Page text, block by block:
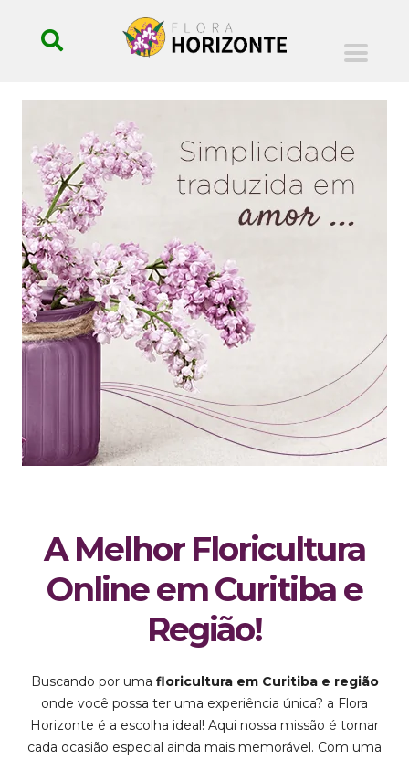
A Melhor Floricultura
Online em Curitiba e
Região!
Buscando por uma floricultura em Curitiba e região
onde você possa ter uma experiência única? a Flora
Horizonte é a escolha ideal! Aqui nossa missão é tornar
cada ocasião especial ainda mais memorável. Com uma